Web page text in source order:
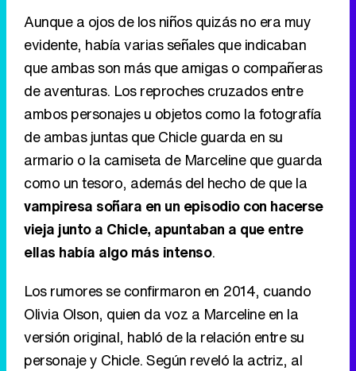
Aunque a ojos de los niños quizás no era muy
evidente, había varias señales que indicaban
que ambas son más que amigas o compañeras
de aventuras. Los reproches cruzados entre
ambos personajes u objetos como la fotografía
de ambas juntas que Chicle guarda en su
armario o la camiseta de Marceline que guarda
como un tesoro, además del hecho de que la
vampiresa soñara en un episodio con hacerse
vieja junto a Chicle, apuntaban a que entre
ellas había algo más intenso.
Los rumores se confirmaron en 2014, cuando
Olivia Olson, quien da voz a Marceline en la
versión original, habló de la relación entre su
personaje y Chicle. Según reveló la actriz, al